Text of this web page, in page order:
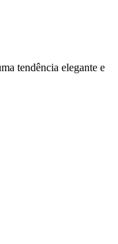
tendência elegante e